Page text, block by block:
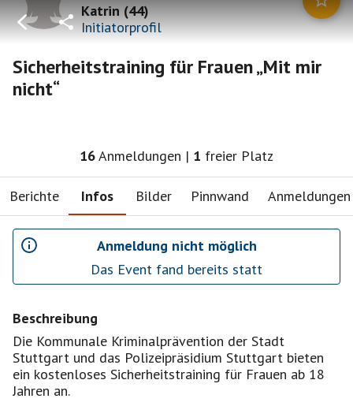
Katrin(44)
Initiatorprofil
Sicherheitstraining für Frauen „Mit mir
nicht“
16Anmeldungen | 1 freier Platz
Berichte Infos Bilder Pinnwand Anmeldungen
Anmeldung nicht möglich
Das Event fand bereits statt
Beschreibung
Die Kommunale Kriminalprävention der Stadt
Stuttgart und das Polizeipräsidium Stuttgart bieten
ein kostenloses Sicherheitstraining für Frauen ab 18
Jahren an.